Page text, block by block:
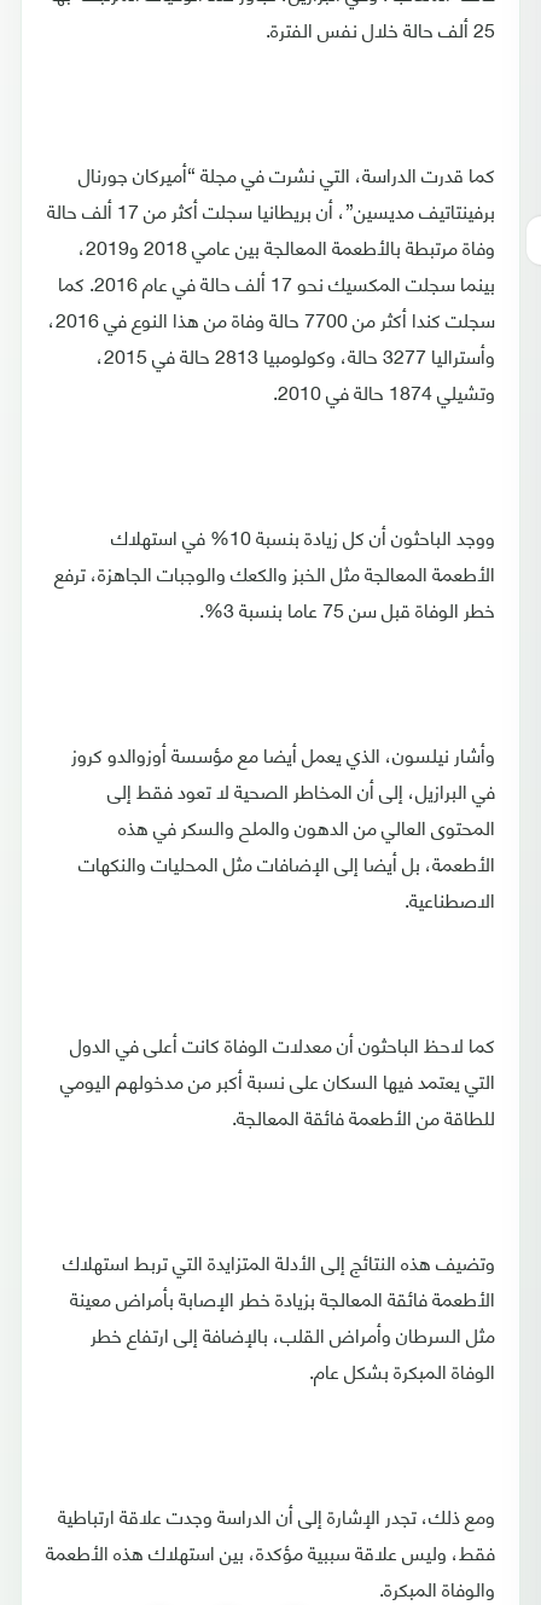
25 ألف حالة خلال نفس الفترة.
كما قدرت الدراسة، التي نشرت في مجلة “أميركان جورنال
برفينتاتيف مديسين”، أن بريطانيا سجلت أكثر من 17 ألف حالة
وفاة مرتبطة بالأطعمة المعالجة بين عامي 2018 و2019،
بينما سجلت المكسيك نحو 17 ألف حالة في عام 2016. كما
سجلت كندا أكثر من 7700 حالة وفاة من هذا النوع في 2016،
وأستراليا 3277 حالة، وكولومبيا 2813 حالة في 2015،
وتشيلي 1874 حالة في 2010.
ووجد الباحثون أن كل زيادة بنسبة 10% في استهلاك
الأطعمة المعالجة مثل الخبز والكعك والوجبات الجاهزة، ترفع
خطر الوفاة قبل سن 75 عاما بنسبة 3%.
وأشار نيلسون، الذي يعمل أيضا مع مؤسسة أوزوالدو كروز
في البرازيل، إلى أن المخاطر الصحية لا تعود فقط إلى
المحتوى العالي من الدهون والملح والسكر في هذه
الأطعمة، بل أيضا إلى الإضافات مثل المحليات والنكهات
الاصطناعية.
كما لاحظ الباحثون أن معدلات الوفاة كانت أعلى في الدول
التي يعتمد فيها السكان على نسبة أكبر من مدخولهم اليومي
للطاقة من الأطعمة فائقة المعالجة.
وتضيف هذه النتائج إلى الأدلة المتزايدة التي تربط استهلاك
الأطعمة فائقة المعالجة بزيادة خطر الإصابة بأمراض معينة
مثل السرطان وأمراض القلب، بالإضافة إلى ارتفاع خطر
الوفاة المبكرة بشكل عام.
ومع ذلك، تجدر الإشارة إلى أن الدراسة وجدت علاقة ارتباطية
فقط، وليس علاقة سببية مؤكدة، بين استهلاك هذه الأطعمة
والوفاة المبكرة.